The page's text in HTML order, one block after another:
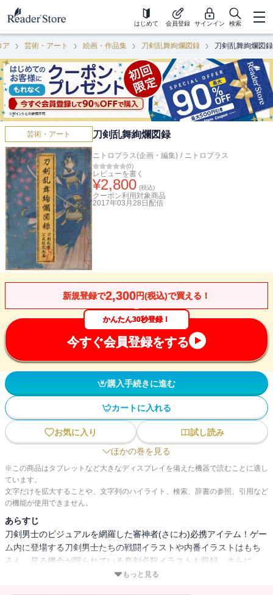
はじめて 会員登録 サインイン 検索
ア 芸術・アート 絵画・作品集 刀剣乱舞絢爛図録 刀剣乱舞絢爛図録
芸術・アート 刀剣乱舞絢爛図録
ニトロプラス(企画・編集) / ニトロプラス
(0)
レビューを書く
¥2,800 (税込)
クーポン利用対象商品
2017年03月28日 配信
新規登録で2,300円(税込)で買える！
かんたん30秒登録！
今すぐ会員登録をする
購入手続きに進む
カートに入れる
お気に入り
試し読み
ほかの巻を見る
※この商品はタブレットなど大きなディスプレイを備えた機器で読むことに適し
ています。
文字だけを拡大することや、文字列のハイライト、検索、辞書の参照、引用など
の機能が使用できません。
あらすじ
刀剣男士のビジュアルを網羅した審神者(さにわ)必携アイテム！ゲー
ム内に登場する刀剣男士たちの戦闘イラストや内番イラストはもち
ろん、見る機会が限られている真剣必殺イラストも収録。さらに、
参加イラストレーターによる詳細設定などのイラストも満載！サー
もっと見る